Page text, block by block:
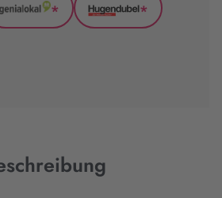
GenialLokal
*
Hugendubel
*